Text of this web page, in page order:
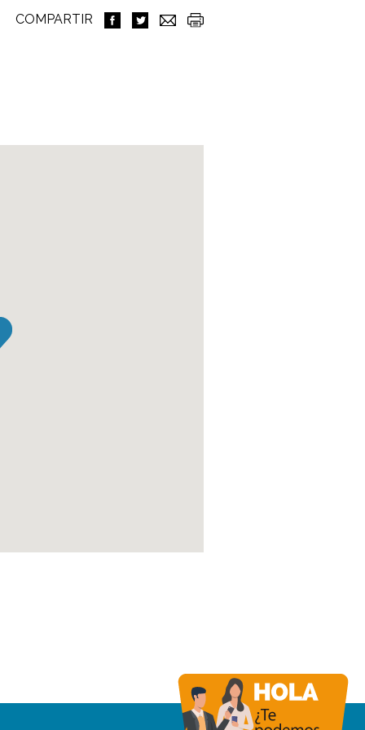
COMPARTIR